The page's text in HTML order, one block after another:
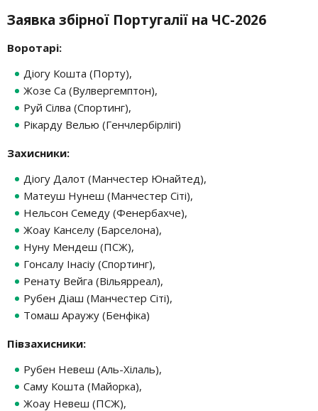
Заявка збірної Португалії на ЧС-2026
Воротарі:
Діогу Кошта (Порту),
Жозе Са (Вулвергемптон),
Руй Сілва (Спортинг),
Рікарду Велью (Генчлербірлігі)
Захисники:
Діогу Далот (Манчестер Юнайтед),
Матеуш Нунеш (Манчестер Сіті),
Нельсон Семеду (Фенербахче),
Жоау Канселу (Барселона),
Нуну Мендеш (ПСЖ),
Гонсалу Інасіу (Спортинг),
Ренату Вейга (Вільярреал),
Рубен Діаш (Манчестер Сіті),
Томаш Араужу (Бенфіка)
Півзахисники:
Рубен Невеш (Аль-Хілаль),
Саму Кошта (Майорка),
Жоау Невеш (ПСЖ),